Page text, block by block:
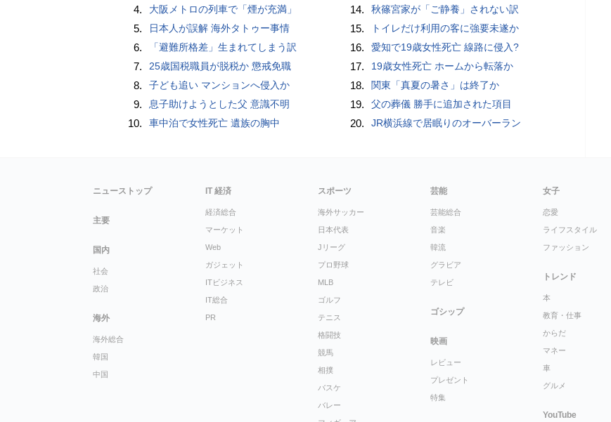
4. 大阪メトロの列車で「煙が充満」
5. 日本人が誤解 海外タトゥー事情
6. 「避難所格差」生まれてしまう訳
7. 25歳国税職員が脱税か 懲戒免職
8. 子ども追い マンションへ侵入か
9. 息子助けようとした父 意識不明
10. 車中泊で女性死亡 遺族の胸中
14. 秋篠宮家が「ご静養」されない訳
15. トイレだけ利用の客に強要未遂か
16. 愛知で19歳女性死亡 線路に侵入?
17. 19歳女性死亡 ホームから転落か
18. 関東「真夏の暑さ」は終了か
19. 父の葬儀 勝手に追加された項目
20. JR横浜線で居眠りのオーバーラン
ニューストップ
主要
国内
社会
政治
海外
海外総合
韓国
中国
IT 経済
経済総合
マーケット
Web
ガジェット
ITビジネス
IT総合
PR
スポーツ
海外サッカー
日本代表
Jリーグ
プロ野球
MLB
ゴルフ
テニス
格闘技
競馬
相撲
バスケ
バレー
芸能
芸能総合
音楽
韓流
グラビア
テレビ
ゴシップ
映画
レビュー
プレゼント
特集
女子
恋愛
ライフスタイル
ファッション
トレンド
本
教育・仕事
からだ
マネー
車
グルメ
YouTube